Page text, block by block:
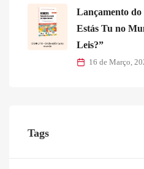
Lançamento
Estás Tu no
Leis?”
16 de Março,
Tags